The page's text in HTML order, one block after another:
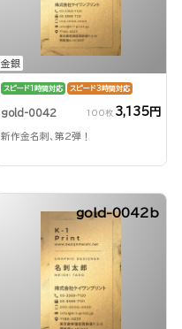
金銀
スピード1時間対応 スピード3時間対応
gold-0042 100枚 3,135円
新作金名刺、第2弾！
gold-0042b